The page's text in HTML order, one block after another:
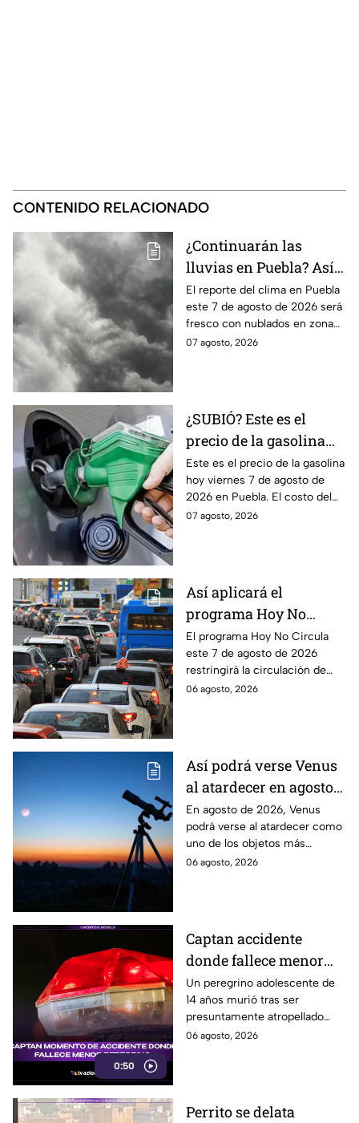
CONTENIDO RELACIONADO
¿Continuarán las
lluvias en Puebla? Así
el clima este 7 de
agosto de 2026
El reporte del clima en Puebla
este 7 de agosto de 2026 será
fresco con nublados en zona
centro y norte, mientras que al
07 agosto, 2026
¿SUBIÓ? Este es el
precio de la gasolina
Puebla hoy viernes 7 de
agosto de 2026
Este es el precio de la gasolina
hoy viernes 7 de agosto de
2026 en Puebla. El costo del
combustible cambia todos los
07 agosto, 2026
Así aplicará el
programa Hoy No
Circula este 7 de agosto
de 2026 en CDMX y
Edomex
El programa Hoy No Circula
este 7 de agosto de 2026
restringirá la circulación de
vehículos en la Ciudad de
06 agosto, 2026
Así podrá verse Venus
al atardecer en agosto
este 2026: ¿Cuándo y
dónde observarlo
desde Puebla?
En agosto de 2026, Venus
podrá verse al atardecer como
uno de los objetos más
brillantes del cielo. Conoce la
06 agosto, 2026
0:50
Captan accidente
donde fallece menor
peregrino en Estado de
México
Un peregrino adolescente de
14 años murió tras ser
presuntamente atropellado
mientras entrenaba en
06 agosto, 2026
Perrito se delata